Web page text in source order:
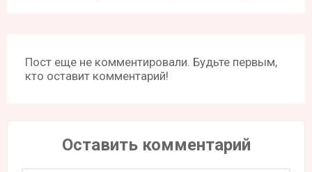
Пост еще не комментировали. Будьте первым,
кто оставит комментарий!
Оставить комментарий